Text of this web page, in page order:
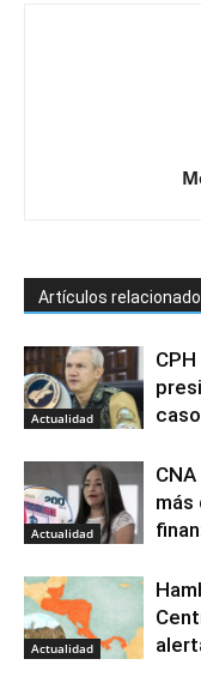
Artículos
Actualidad
Actualidad
más
Actualidad